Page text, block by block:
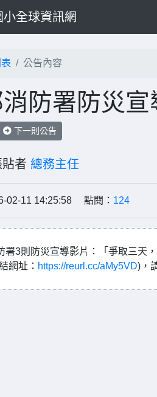
全球資訊網
公告內容
防署防災
下一則公告
者 總務主任
02-11 14:25:58 點閱： 124
署3則防災宣導影片：「爭取三天
網址： https://reurl.cc/aMy5VD)，